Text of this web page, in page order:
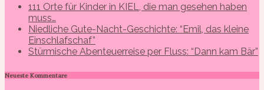
111 Orte für Kinder in KIEL, die man gesehen haben
muss…
Niedliche Gute-Nacht-Geschichte: “Emil, das kleine
Einschlafschaf”
Stürmische Abenteuerreise per Fluss: “Dann kam Bär”
Neueste Kommentare